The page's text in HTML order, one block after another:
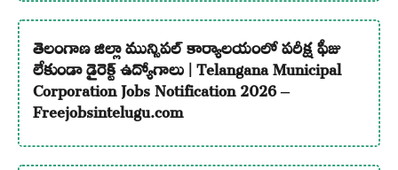
తెలంగాణ జిల్లా మున్సిపల్ కార్యాలయంలో పరీక్ష ఫీజు
లేకుండా డైరెక్ట్ ఉద్యోగాలు | Telangana Municipal
Corporation Jobs Notification 2026 –
Freejobsintelugu.com